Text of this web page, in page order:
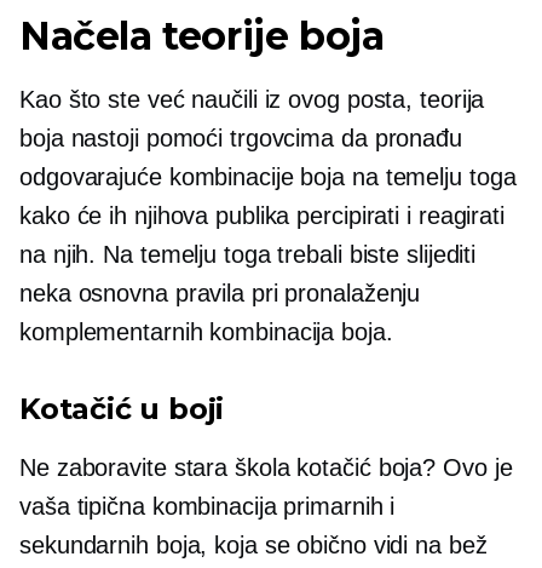
Načela teorije boja
Kao što ste već naučili iz ovog posta, teorija
boja nastoji pomoći trgovcima da pronađu
odgovarajuće kombinacije boja na temelju toga
kako će ih njihova publika percipirati i reagirati
na njih. Na temelju toga trebali biste slijediti
neka osnovna pravila pri pronalaženju
komplementarnih kombinacija boja.
Kotačić u boji
Ne zaboravite stara školakotačić boja? Ovo je
vaša tipična kombinacija primarnih i
sekundarnih boja, koja se obično vidi na bež